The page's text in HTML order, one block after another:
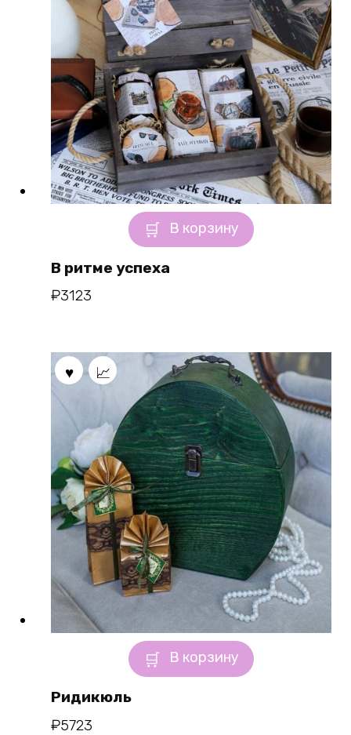
В корзину
В ритме успеха
₽3123
В корзину
Ридикюль
₽5723